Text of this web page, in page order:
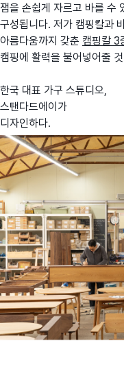
잼을 손쉽게 자르고 바를 수
구성됩니다. 저가 캠핑칼과
아름다움까지 갖춘 캠핑칼 3
캠핑에 활력을 불어넣어줄
한국 대표 가구 스튜디오,
스탠다드에이가
디자인하다.